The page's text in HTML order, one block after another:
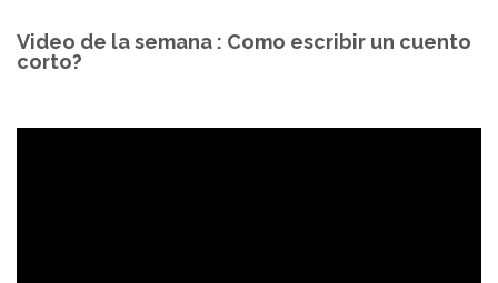
Video de la semana : Como escribir un cuento
corto?